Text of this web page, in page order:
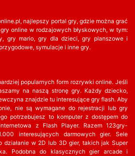
najlepszy portal gry, gdzie można grać
online w rodzajowych błyskowych, w tym:
gry mario, gry dla dzieci, gry planszowe i
symulacje i inne gry.
popularnych form rozrywki online. Jeśli
na naszą stronę gry. Każdy dziecko,
znajdzie tu interesujące gry flash. Aby
nie są wymagane do rejestracji lub gry
potrzebujesz to komputer z dostępem do
z Flash Player. Razem 123gry-
interesujących darmowych gier. Sele
działanie w 2D lub 3D gier, takich jak Super
Podobna do klasycznych gier arcade i